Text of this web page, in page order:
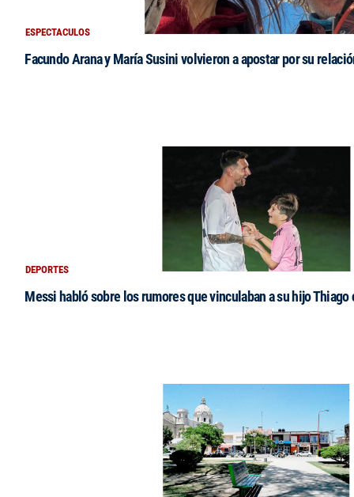
ESPECTACULOS
Facundo Arana y María Susini volvieron a apostar por su
DEPORTES
Messi habló sobre los rumores que vinculaban a su hijo Thiago